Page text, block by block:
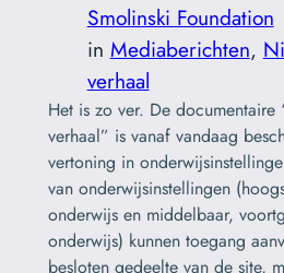
Smolinski Foundation
in Mediaberichten,
verhaal
Het is zo ver. De documentaire
verhaal” is vanaf vandaag
vertoning in
van onderwijsinstellingen
onderwijs en middelbaar,
onderwijs) kunnen toegang
besloten gedeelte van de site,